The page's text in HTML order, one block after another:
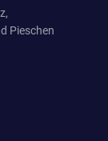
Pieschen